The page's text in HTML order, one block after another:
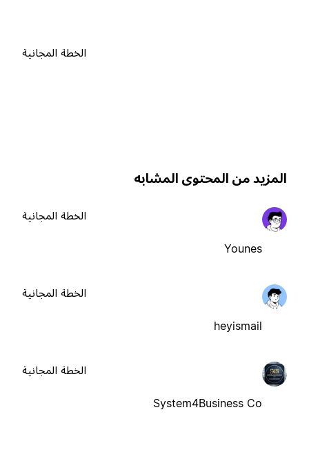
الخطة المجانية
من المحتوى المشابه
Younes
الخطة المجانية
heyismail
الخطة المجانية
System4Business Co
الخطة المجانية